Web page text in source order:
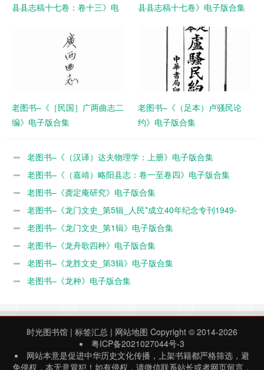
县县志稿十七卷：卷十三》电
县县志稿十七卷》电子版合集
老图书–《［民国］广两曲志二
编》电子版合集
老图书–《（足本）卢骚民论
约》电子版合集
老图书–《（汉译）达夫物理学：上册》电子版合集
老图书–《（嘉靖）略阳县志：卷一至卷四》电子版合集
老图书–《龚定庵研究》电子版合集
老图书–《龙门文史_第5辑_人民*成立40年纪念专刊1949-
1989》电子版合集
老图书–《龙门文史_第1辑》电子版合集
老图书–《龙舟歌四种》电子版合集
老图书–《龙胜文史_第3辑》电子版合集
老图书–《龙种》电子版合集
时光图书馆 | 标签汇总 | 网站地图 Copyright © 2014-2026
粤ICP备2021027044号-3
网站本意是促进中华历史文化传播，上架书籍都严格筛选，避
免侵权，本无意冒犯！如有侵权，请微信联系站长或者网页留言，